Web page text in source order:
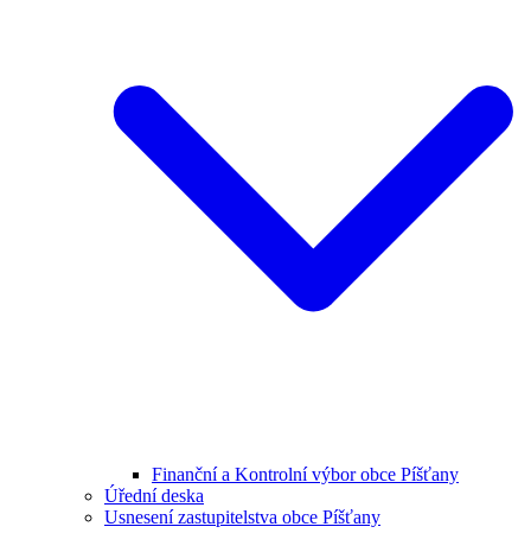
Finanční a Kontrolní výbor obce Píšťany
Úřední deska
Usnesení zastupitelstva obce Píšťany